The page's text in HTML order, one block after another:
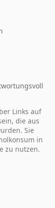
Links auf
die aus
Sie
in
zu nutzen.